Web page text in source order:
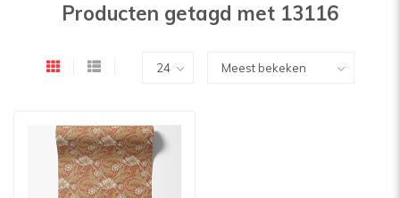
Producten getagd met 13116